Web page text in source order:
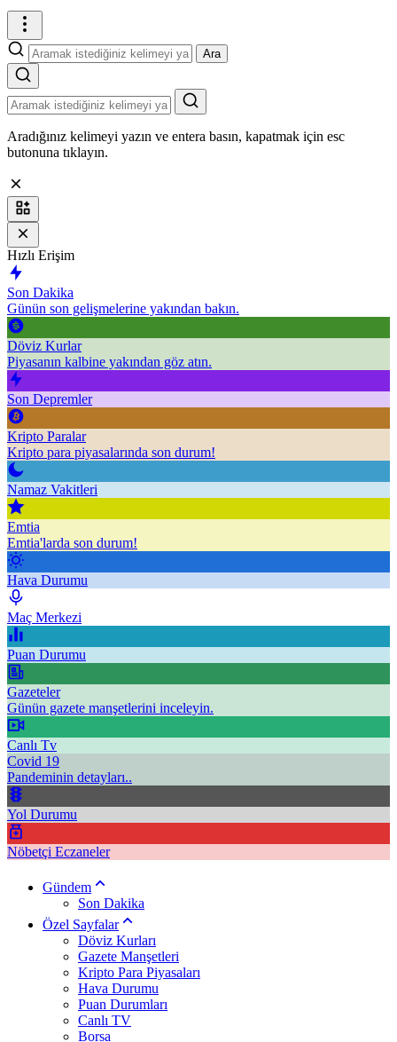
Ara
Aradığınız kelimeyi yazın ve entera basın, kapatmak için esc
butonuna tıklayın.
Hızlı Erişim
Son Dakika
Günün son gelişmelerine yakından bakın.
Döviz Kurlar
Piyasanın kalbine yakından göz atın.
Son Depremler
Kripto Paralar
Kripto para piyasalarında son durum!
Namaz Vakitleri
Emtia
Emtia'larda son durum!
Hava Durumu
Maç Merkezi
Puan Durumu
Gazeteler
Günün gazete manşetlerini inceleyin.
Canlı Tv
Covid 19
Pandeminin detayları..
Yol Durumu
Nöbetçi Eczaneler
Gündem
Son Dakika
Özel Sayfalar
Döviz Kurları
Gazete Manşetleri
Kripto Para Piyasaları
Hava Durumu
Puan Durumları
Canlı TV
Borsa